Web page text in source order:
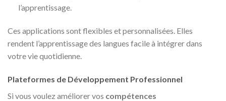
l’apprentissage.
Ces applications sont flexibles et personnalisées. Elles
rendent l’apprentissage des langues facile à intégrer dans
votre vie quotidienne.
Plateformes de Développement Professionnel
Si vous voulez améliorer vos compétences